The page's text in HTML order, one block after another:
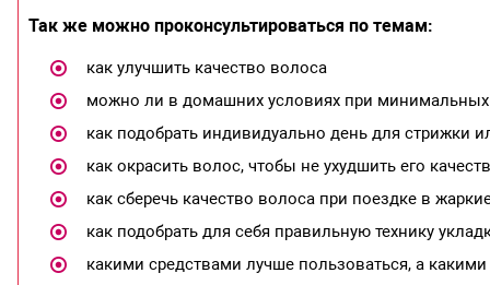
Так же можно проконсультироваться по темам:
как улучшить качество волоса
можно ли в домашних условиях при минимальных
как подобрать индивидуально день для стрижки
как окрасить волос, чтобы не ухудшить его
как сберечь качество волоса при поездке в
как подобрать для себя правильную технику
какими средствами лучше пользоваться, а